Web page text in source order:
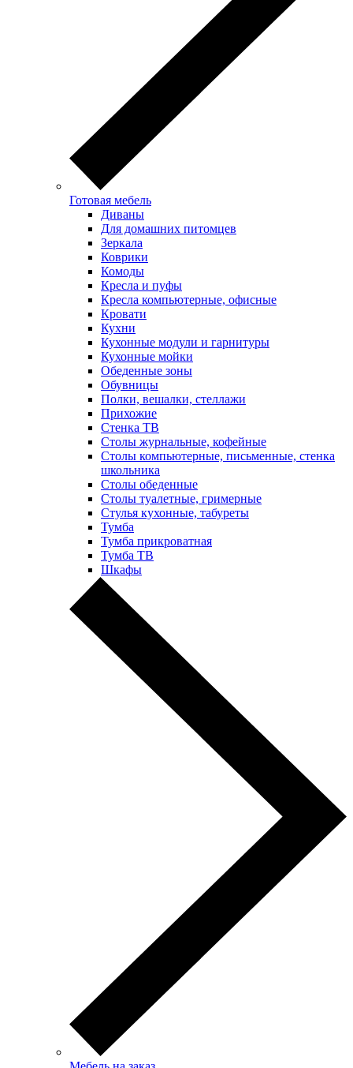
Готовая мебель
Диваны
Для домашних питомцев
Зеркала
Коврики
Комоды
Кресла и пуфы
Кресла компьютерные, офисные
Кровати
Кухни
Кухонные модули и гарнитуры
Кухонные мойки
Обеденные зоны
Обувницы
Полки, вешалки, стеллажи
Прихожие
Стенка ТВ
Столы журнальные, кофейные
Столы компьютерные, письменные, стенка
школьника
Столы обеденные
Столы туалетные, гримерные
Стулья кухонные, табуреты
Тумба
Тумба прикроватная
Тумба ТВ
Шкафы